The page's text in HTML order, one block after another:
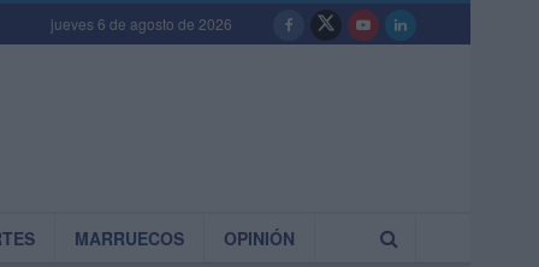
jueves 6 de agosto de 2026
MARRUECOS OPINIÓN